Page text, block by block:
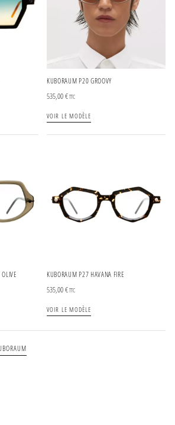
KUBORAUM P20 GROOVY
535,00€TTC
VOIR LE MODÈLE
KUBORAUM P27 HAVANA FIRE
535,00€TTC
VOIR LE MODÈLE